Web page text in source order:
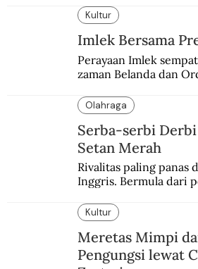
Kultur
Imlek Bersama
Perayaan Imlek
zaman Belanda dan
Olahraga
Serba-serbi
Setan Merah
Rivalitas paling panas
Inggris. Bermula dari
Kultur
Meretas Mimpi
Pengungsi lewat